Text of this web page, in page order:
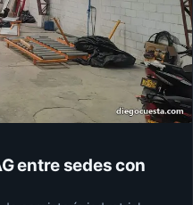
entre sedes con